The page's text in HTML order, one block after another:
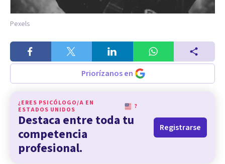
Pexels
Priorízanos en
¿ERES PSICÓLOGO/A EN
ESTADOS UNIDOS
?
Destaca entre toda tu
competencia
profesional.
Registrarse